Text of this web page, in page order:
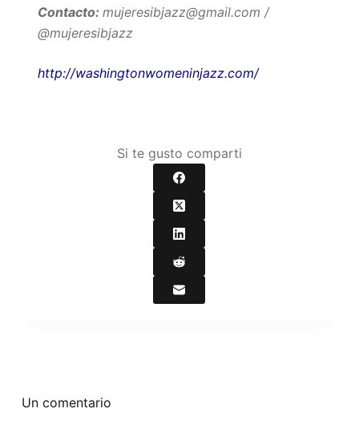
Contacto: mujeresibjazz@gmail.com /
@mujeresibjazz
http://washingtonwomeninjazz.com/
Si te gusto comparti
Un comentario